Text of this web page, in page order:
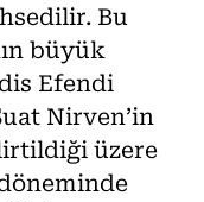
Bu
büyük
Efendi
Nirven’in
üzere